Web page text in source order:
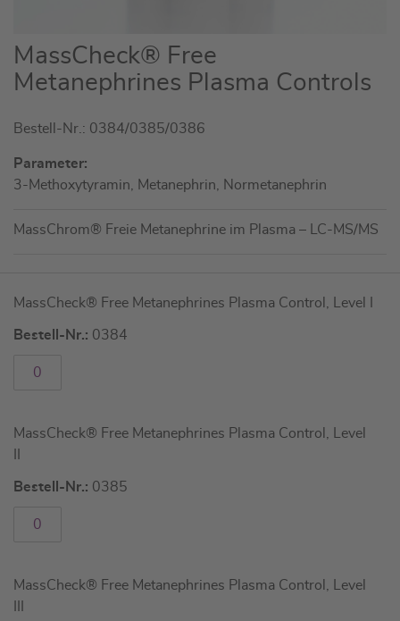
Zum
Anfang
der
springen
MassCheck® Free
Metanephrines Plasma Controls
Bestell-Nr.: 0384/0385/0386
Parameter:
3-Methoxytyramin, Metanephrin, Normetanephrin
MassChrom® Freie Metanephrine im Plasma – LC-MS/MS
für
gruppiertes
MassCheck® Free Metanephrines Plasma Control, Level I
Bestell-Nr.: 0384
MassCheck® Free Metanephrines Plasma Control, Level
Bestell-Nr.: 0385
MassCheck® Free Metanephrines Plasma Control, Level